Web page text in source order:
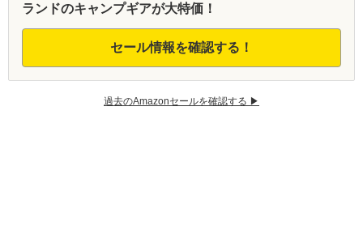
ランドのキャンプギアが大特価！
セール情報を確認する！
過去のAmazonセールを確認する ▶︎